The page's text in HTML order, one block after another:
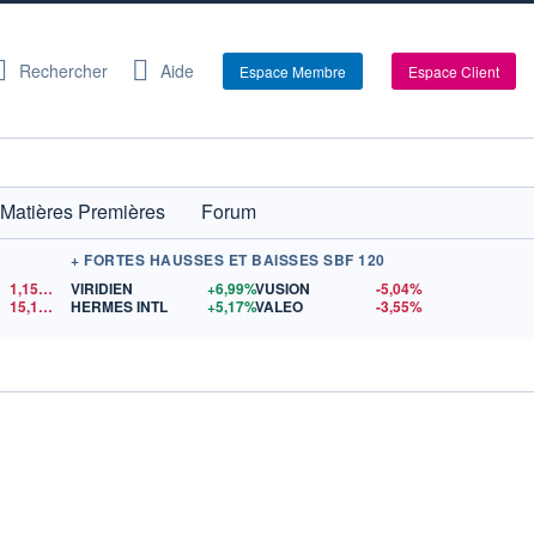
Rechercher Aide Espace Membre Espace Client
Matières Premières Forum
1,1520
$US
15,15$US
+ FORTES HAUSSES ET BAISSES SBF 120
VIRIDIEN
+6,99%
HERMES INTL
+5,17%
VUSION
-5,04%
VALEO
-3,55%